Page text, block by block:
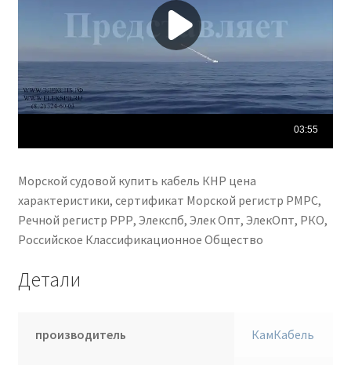
Морской судовой купить кабель КНР цена
характеристики, сертификат Морской регистр РМРС,
Речной регистр РРР, Элекспб, Элек Опт, ЭлекОпт, РКО,
Российское Классификационное Общество
Детали
производитель КамКабель